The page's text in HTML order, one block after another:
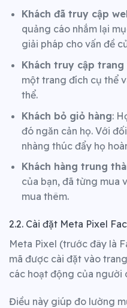
Khách đã truy cập
quảng cáo nhắm lại
giải pháp cho vấn đề
Khách truy cập trang
một trang đích cụ thể
thể.
Khách bỏ giỏ hàng:
đó ngăn cản họ. Với
nhàng thúc đẩy họ
Khách hàng trung
của bạn, đã từng mua
mua thêm.
2.2. Cài đặt Meta Pixel
Meta Pixel (trước đây là
mã được cài đặt vào
các hoạt động của người
Điều này giúp đo lường